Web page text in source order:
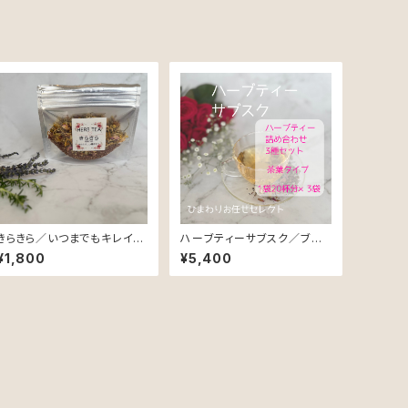
らきら／いつまでもキレイで
らきらと輝いていたいあなた
♡
ハーブティーサブスク／ブレ
ンドはひまわりお任せセレク
ト
¥5,400